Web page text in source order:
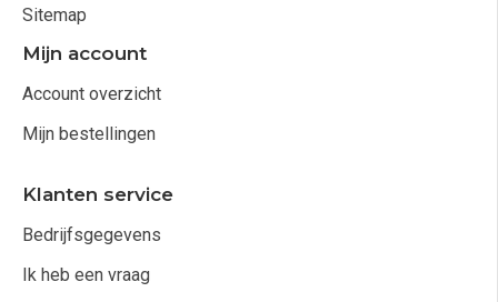
Sitemap
Mijn account
Account overzicht
Mijn bestellingen
Klanten service
Bedrijfsgegevens
Ik heb een vraag